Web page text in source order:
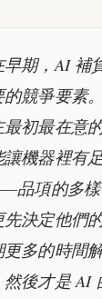
早期，AI 補
競爭要素
初最在意
讓機器裡有
品項的多
先決定他們
多的時間
然後才是 AI